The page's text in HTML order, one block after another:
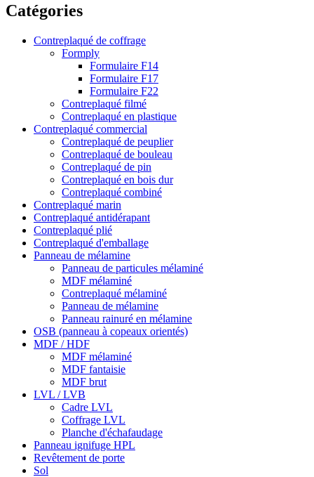
Catégories
Contreplaqué de coffrage
Formply
Formulaire F14
Formulaire F17
Formulaire F22
Contreplaqué filmé
Contreplaqué en plastique
Contreplaqué commercial
Contreplaqué de peuplier
Contreplaqué de bouleau
Contreplaqué de pin
Contreplaqué en bois dur
Contreplaqué combiné
Contreplaqué marin
Contreplaqué antidérapant
Contreplaqué plié
Contreplaqué d'emballage
Panneau de mélamine
Panneau de particules mélaminé
MDF mélaminé
Contreplaqué mélaminé
Panneau de mélamine
Panneau rainuré en mélamine
OSB (panneau à copeaux orientés)
MDF / HDF
MDF mélaminé
MDF fantaisie
MDF brut
LVL / LVB
Cadre LVL
Coffrage LVL
Planche d'échafaudage
Panneau ignifuge HPL
Revêtement de porte
Sol